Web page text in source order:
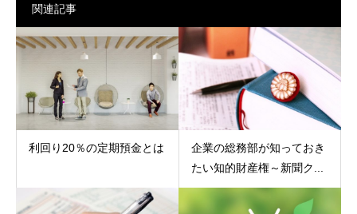
関連記事
利回り20％の定期預金とは
企業の総務部が知っておき
たい知的財産権～新聞ク...